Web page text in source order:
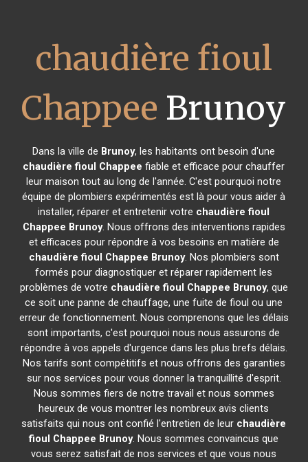
chaudière fioul
Chappee Brunoy
Dans la ville de Brunoy, les habitants ont besoin d'une
chaudière fioul Chappee fiable et efficace pour chauffer
leur maison tout au long de l'année. C'est pourquoi notre
équipe de plombiers expérimentés est là pour vous aider à
installer, réparer et entretenir votre chaudière fioul
Chappee Brunoy. Nous offrons des interventions rapides
et efficaces pour répondre à vos besoins en matière de
chaudière fioul Chappee Brunoy. Nos plombiers sont
formés pour diagnostiquer et réparer rapidement les
problèmes de votre chaudière fioul Chappee Brunoy, que
ce soit une panne de chauffage, une fuite de fioul ou une
erreur de fonctionnement. Nous comprenons que les délais
sont importants, c'est pourquoi nous nous assurons de
répondre à vos appels d'urgence dans les plus brefs délais.
Nos tarifs sont compétitifs et nous offrons des garanties
sur nos services pour vous donner la tranquillité d'esprit.
Nous sommes fiers de notre travail et nous sommes
heureux de vous montrer les nombreux avis clients
satisfaits qui nous ont confié l'entretien de leur chaudière
fioul Chappee Brunoy. Nous sommes convaincus que
vous serez satisfait de nos services et que vous nous